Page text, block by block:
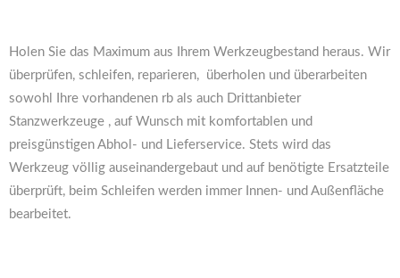
Holen Sie das Maximum aus Ihrem Werkzeugbestand heraus. Wir
überprüfen, schleifen, reparieren, überholen und überarbeiten
sowohl Ihre vorhandenen rb als auch Drittanbieter
Stanzwerkzeuge , auf Wunsch mit komfortablen und
preisgünstigen Abhol- und Lieferservice. Stets wird das
Werkzeug völlig auseinandergebaut und auf benötigte Ersatzteile
überprüft, beim Schleifen werden immer Innen- und Außenfläche
bearbeitet.